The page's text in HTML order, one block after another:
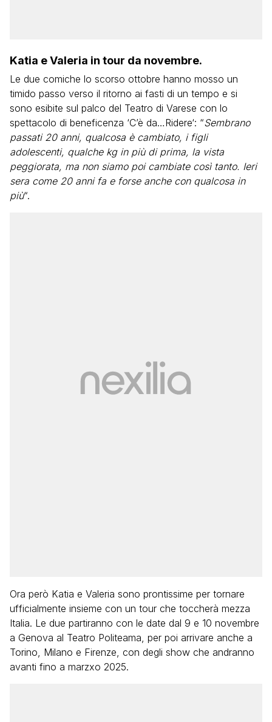
Katia e Valeria in tour da novembre.
Le due comiche lo scorso ottobre hanno mosso un
timido passo verso il ritorno ai fasti di un tempo e si
sono esibite sul palco del Teatro di Varese con lo
spettacolo di beneficenza ‘C’è da…Ridere‘: “Sembrano
passati 20 anni, qualcosa è cambiato, i figli
adolescenti, qualche kg in più di prima, la vista
peggiorata, ma non siamo poi cambiate così tanto. Ieri
sera come 20 anni fa e forse anche con qualcosa in
più“.
Ora però Katia e Valeria sono prontissime per tornare
ufficialmente insieme con un tour che toccherà mezza
Italia. Le due partiranno con le date dal 9 e 10 novembre
a Genova al Teatro Politeama, per poi arrivare anche a
Torino, Milano e Firenze, con degli show che andranno
avanti fino a marzxo 2025.